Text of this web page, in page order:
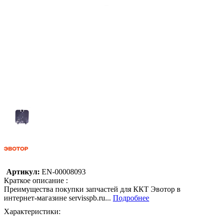
Артикул: EN-00008093
Краткое описание :
Преимущества покупки запчастей для ККТ Эвотор в
интернет-магазине servisspb.ru... Подробнее
Характеристики: